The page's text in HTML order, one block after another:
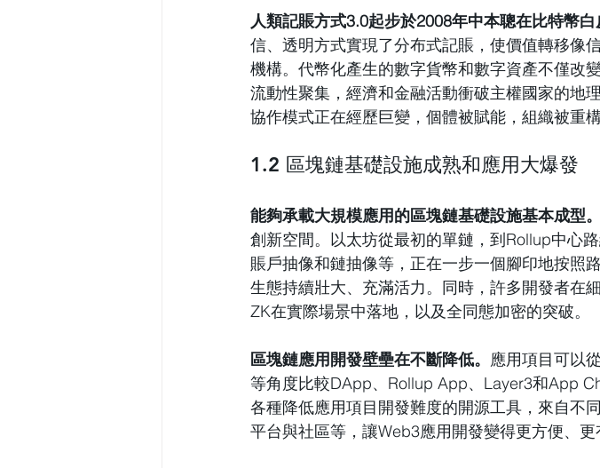
人類記賬方式3.0起步於2008年中本聰在比特幣白
信、透明方式實現了分布式記賬，使價值轉移像
機構。代幣化產生的數字貨幣和數字資產不僅改
流動性聚集，經濟和金融活動衝破主權國家的地
協作模式正在經歷巨變，個體被賦能，組織被重
1.2 區塊鏈基礎設施成熟和應用大爆發
能夠承載大規模應用的區塊鏈基礎設施基本成型。
創新空間。以太坊從最初的單鏈，到Rollup中心
賬戶抽像和鏈抽像等，正在一步一個腳印地按照
生態持續壯大、充滿活力。同時，許多開發者在
ZK在實際場景中落地，以及全同態加密的突破。
區塊鏈應用開發壁壘在不斷降低。 應用項目可以
等角度比較DApp、Rollup App、Layer3和App
各種降低應用項目開發難度的開源工具，來自不
平台與社區等，讓Web3應用開發變得更方便、更